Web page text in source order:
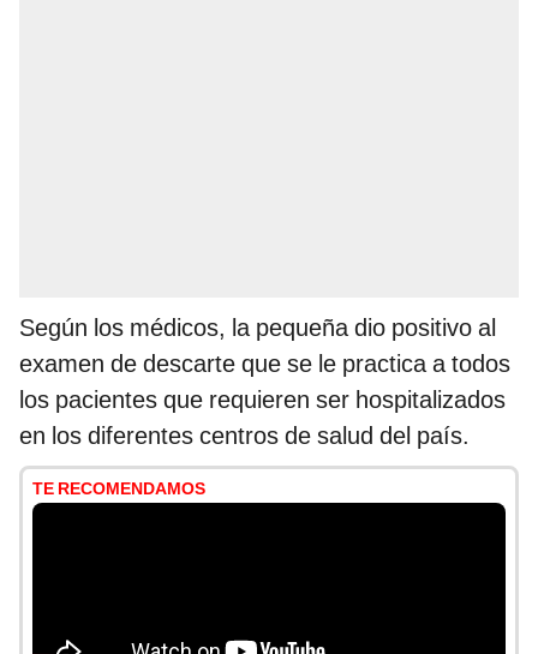
Según los médicos, la pequeña dio positivo al
examen de descarte que se le practica a todos
los pacientes que requieren ser hospitalizados
en los diferentes centros de salud del país.
TE RECOMENDAMOS